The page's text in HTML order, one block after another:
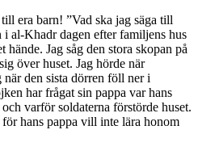
era barn! ”Vad ska jag säga till
i al-Khadr dagen efter familjens hus
Jag såg den stora skopan på
över huset. Jag hörde när
när den sista dörren föll ner i
har frågat sin pappa var hans
varför soldaterna förstörde huset.
hans pappa vill inte lära honom